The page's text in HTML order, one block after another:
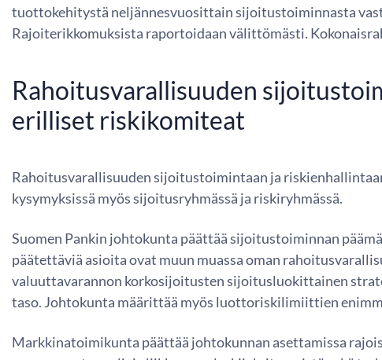
tuottokehitystä neljännesvuosittain sijoitustoiminnasta
Rajoiterikkomuksista raportoidaan välittömästi.
Rahoitusvarallisuuden
erilliset riskikomiteat
Rahoitusvarallisuuden sijoitustoimintaan ja
kysymyksissä myös sijoitusryhmässä ja riskiryhmässä.
Suomen Pankin johtokunta päättää sijoitustoiminnan
päätettäviä asioita ovat muun muassa oman
valuuttavarannon korkosijoitusten sijoitusluokittainen
taso. Johtokunta määrittää myös luottoriskilimiittien
Markkinatoimikunta päättää johtokunnan asettamissa